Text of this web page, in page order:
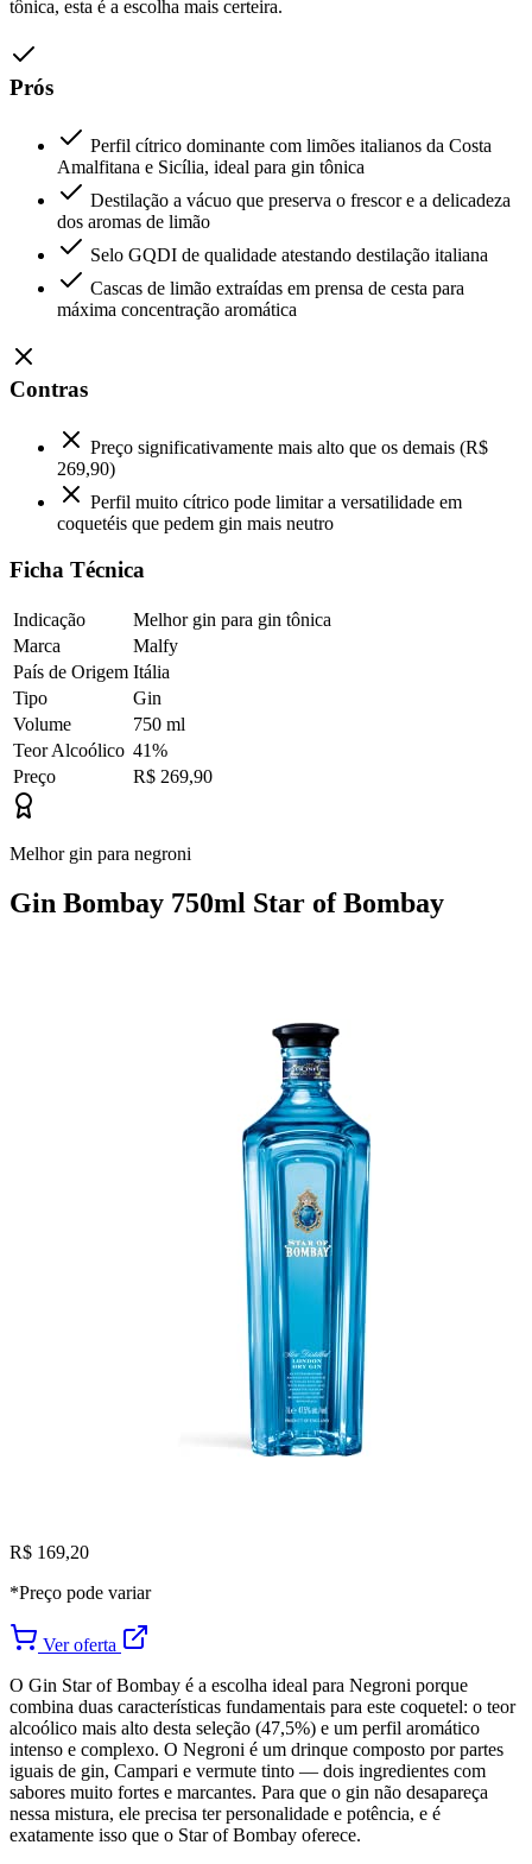
tônica, esta é a escolha mais certeira.
Prós
Perfil cítrico dominante com limões italianos da Costa
Amalfitana e Sicília, ideal para gin tônica
Destilação a vácuo que preserva o frescor e a delicadeza
dos aromas de limão
Selo GQDI de qualidade atestando destilação italiana
Cascas de limão extraídas em prensa de cesta para
máxima concentração aromática
Contras
Preço significativamente mais alto que os demais (R$
269,90)
Perfil muito cítrico pode limitar a versatilidade em
coquetéis que pedem gin mais neutro
Ficha Técnica
Indicação
Melhor gin para gin tônica
Marca
Malfy
País de Origem Itália
Tipo
Gin
Volume
750 ml
Teor Alcoólico 41%
Preço
R$ 269,90
Melhor gin para negroni
Gin Bombay 750ml Star of Bombay
R$ 169,20
*Preço pode variar
Ver oferta
O Gin Star of Bombay é a escolha ideal para Negroni porque
combina duas características fundamentais para este coquetel: o teor
alcoólico mais alto desta seleção (47,5%) e um perfil aromático
intenso e complexo. O Negroni é um drinque composto por partes
iguais de gin, Campari e vermute tinto — dois ingredientes com
sabores muito fortes e marcantes. Para que o gin não desapareça
nessa mistura, ele precisa ter personalidade e potência, e é
exatamente isso que o Star of Bombay oferece.